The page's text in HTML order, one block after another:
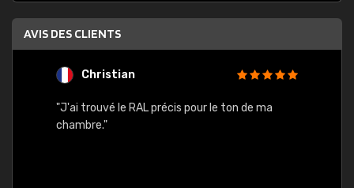
AVIS DES CLIENTS
Christian
"J'ai trouvé le RAL précis pour le ton de ma
chambre."